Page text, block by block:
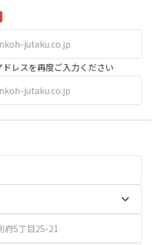
レスを再度ご入力ください